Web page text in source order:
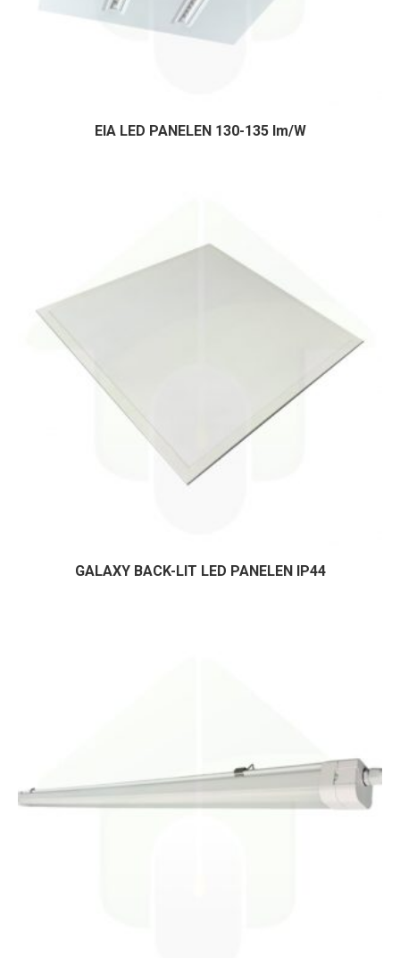
EIA LED PANELEN 130-135 lm/W
GALAXY BACK-LIT LED PANELEN IP44